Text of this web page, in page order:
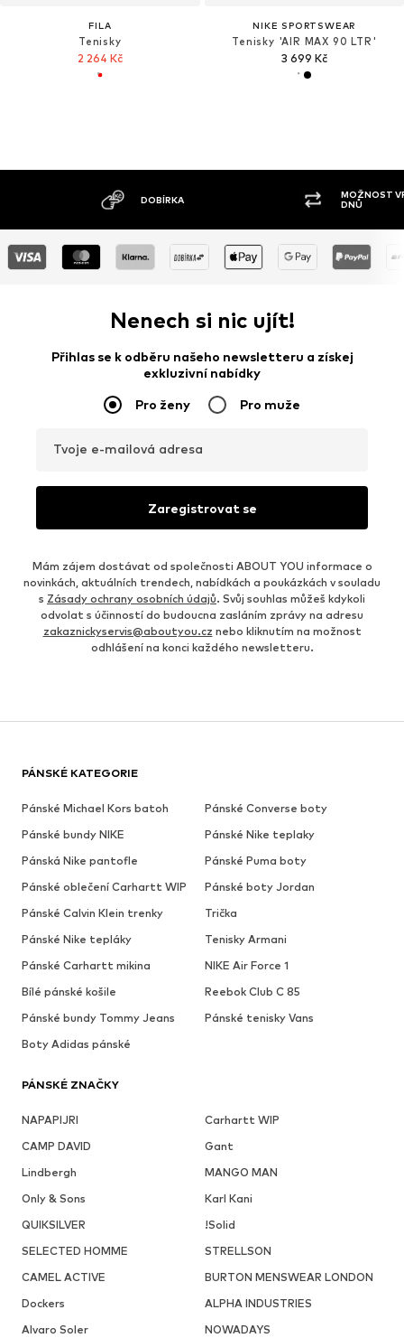
FILA
Tenisky
2 264 Kč
NIKE SPORTSWEAR
Tenisky 'AIR MAX 90 LTR'
3 699 Kč
MOŽNOST VRÁCENÍ ZBOŽÍ DO 30
Nenech si nic ujít!
Přihlas se k odběru našeho newsletteru a získej
exkluzivní nabídky
Pro ženy Pro muže
Tvoje e-mailová adresa
Zaregistrovat se
Mám zájem dostávat od společnosti ABOUT YOU informace o
novinkách, aktuálních trendech, nabídkách a poukázkách v souladu
s Zásady ochrany osobních údajů. Svůj souhlas můžeš kdykoli
odvolat s účinností do budoucna zasláním zprávy na adresu
zakaznickyservis@aboutyou.cz nebo kliknutím na možnost
odhlášení na konci každého newsletteru.
PÁNSKÉ KATEGORIE
Pánské Michael Kors batoh
Pánské Converse boty
Pánské bundy NIKE
Pánské Nike teplaky
Pánská Nike pantofle
Pánské Puma boty
Pánské oblečení Carhartt WIP
Pánské boty Jordan
Pánské Calvin Klein trenky
Trička
Pánské Nike tepláky
Tenisky Armani
Pánské Carhartt mikina
NIKE Air Force 1
Bílé pánské košile
Reebok Club C 85
Pánské bundy Tommy Jeans
Pánské tenisky Vans
Boty Adidas pánské
PÁNSKÉ ZNAČKY
NAPAPIJRI
Carhartt WIP
CAMP DAVID
Gant
Lindbergh
MANGO MAN
Only & Sons
Karl Kani
QUIKSILVER
!Solid
SELECTED HOMME
STRELLSON
CAMEL ACTIVE
BURTON MENSWEAR LONDON
Dockers
ALPHA INDUSTRIES
Alvaro Soler
NOWADAYS